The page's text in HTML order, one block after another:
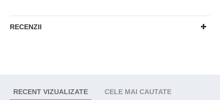
RECENZII
RECENT VIZUALIZATE CELE MAI CAUTATE